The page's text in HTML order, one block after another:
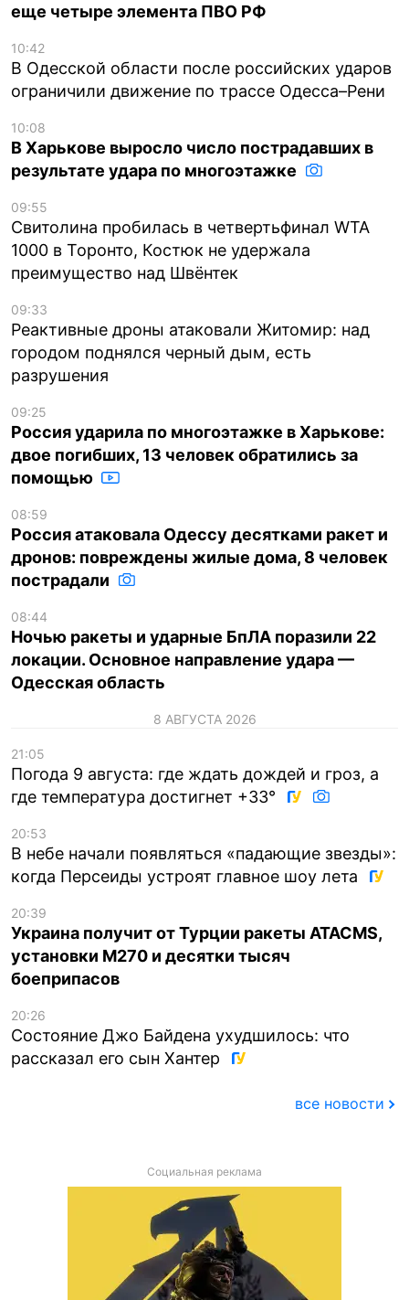
еще четыре элемента ПВО РФ
10:42
В Одесской области после российских ударов
ограничили движение по трассе Одесса–Рени
10:08
В Харькове выросло число пострадавших в
результате удара по многоэтажке
09:55
Свитолина пробилась в четвертьфинал WTA
1000 в Торонто, Костюк не удержала
преимущество над Швёнтек
09:33
Реактивные дроны атаковали Житомир: над
городом поднялся черный дым, есть
разрушения
09:25
Россия ударила по многоэтажке в Харькове:
двое погибших, 13 человек обратились за
помощью
08:59
Россия атаковала Одессу десятками ракет и
дронов: повреждены жилые дома, 8 человек
пострадали
08:44
Ночью ракеты и ударные БпЛА поразили 22
локации. Основное направление удара —
Одесская область
8 АВГУСТА 2026
21:05
Погода 9 августа: где ждать дождей и гроз, а
где температура достигнет +33°
20:53
В небе начали появляться «падающие звезды»:
когда Персеиды устроят главное шоу лета
20:39
Украина получит от Турции ракеты ATACMS,
установки M270 и десятки тысяч
боеприпасов
20:26
Состояние Джо Байдена ухудшилось: что
рассказал его сын Хантер
все новости
Социальная реклама